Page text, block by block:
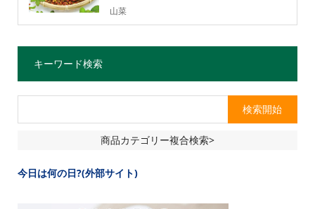
山菜
キーワード検索
商品カテゴリー複合検索>
今日は何の日?(外部サイト)